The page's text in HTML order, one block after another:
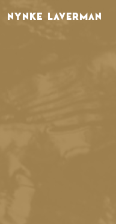
NYNKE LAVERMAN